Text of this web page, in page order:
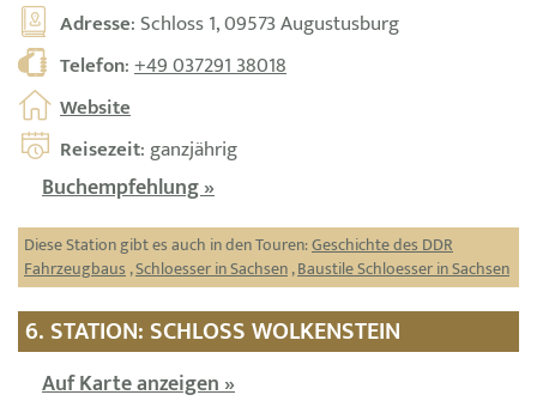
Adresse: Schloss 1, 09573 Augustusburg
Telefon:+49 037291 38018
Website
Reisezeit: ganzjährig
Buchempfehlung »
Diese Station gibt es auch in den Touren:Geschichte des DDR
Fahrzeugbaus,Schloesser in Sachsen,Baustile Schloesser in Sachsen
6. STATION: SCHLOSS WOLKENSTEIN
Auf Karte anzeigen »